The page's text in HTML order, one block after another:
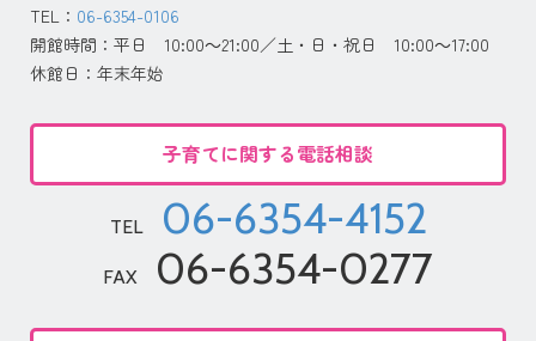
TEL： 06-6354-0106
開館時間：平日 10:00～21:00／土・日・祝日 10:00～17:00
休館日：年末年始
子育てに関する電話相談
TEL 06-6354-4152
FAX 06-6354-0277